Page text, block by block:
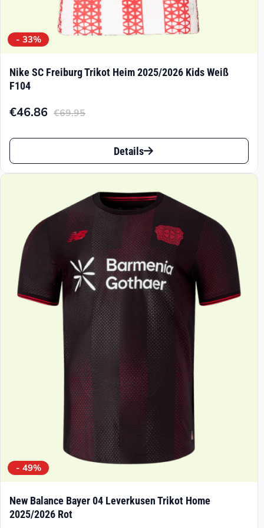
- 33%
Nike SC Freiburg Trikot Heim 2025/2026 Kids Weiß
F104
€69.95
Ursprünglicher
Preis
€69.95
€46.86
Aktueller
Preis
€46.86.
Dieses
Produkt
Varianten
auf.
Die
Optionen
können
Produktseite
Details
- 49%
New Balance Bayer 04 Leverkusen Trikot Home
2025/2026 Rot